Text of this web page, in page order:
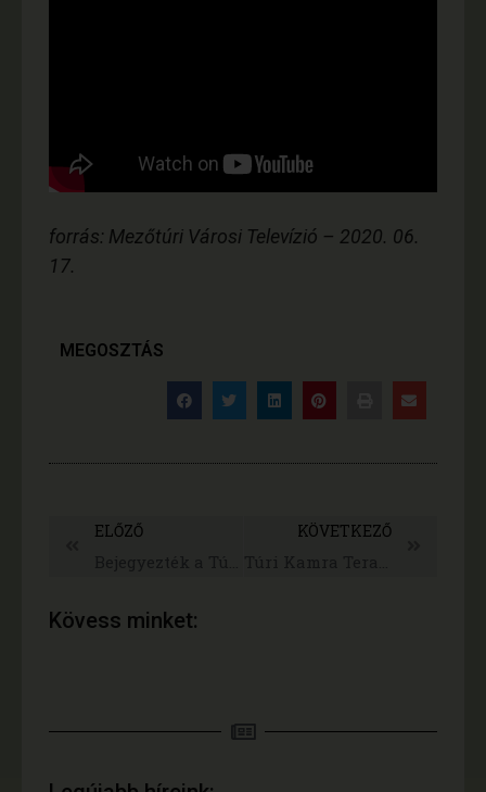
forrás: Mezőtúri Városi Televízió – 2020. 06.
17.
MEGOSZTÁS
ELŐZŐ KÖVETKEZŐ
Kövess minket: